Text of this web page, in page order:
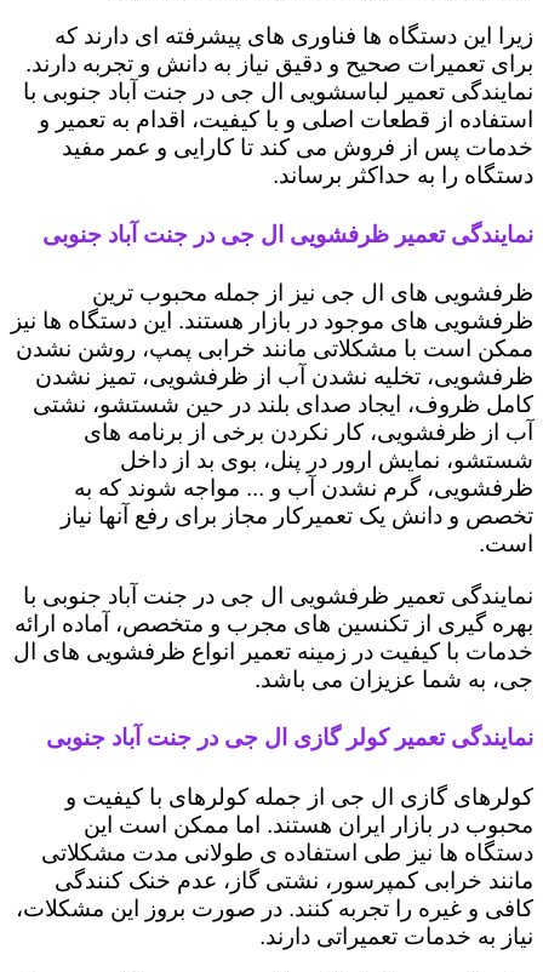
زیرا این دستگاه ها فناوری های پیشرفته ای دارند که
برای تعمیرات صحیح و دقیق نیاز به دانش و تجربه دارند.
نمایندگی تعمیر لباسشویی ال جی در جنت آباد جنوبی با
استفاده از قطعات اصلی و با کیفیت، اقدام به تعمیر و
خدمات پس از فروش می کند تا کارایی و عمر مفید
دستگاه را به حداکثر برساند.
نمایندگی تعمیر ظرفشویی ال جی در جنت آباد جنوبی
ظرفشویی های ال جی نیز از جمله محبوب ترین
ظرفشویی های موجود در بازار هستند. این دستگاه ها نیز
ممکن است با مشکلاتی مانند خرابی پمپ، روشن نشدن
ظرفشویی، تخلیه نشدن آب از ظرفشویی، تمیز نشدن
کامل ظروف، ایجاد صدای بلند در حین شستشو، نشتی
آب از ظرفشویی، کار نکردن برخی از برنامه های
شستشو، نمایش ارور در پنل، بوی بد از داخل
ظرفشویی، گرم نشدن آب و ... مواجه شوند که به
تخصص و دانش یک تعمیرکار مجاز برای رفع آنها نیاز
است.
نمایندگی تعمیر ظرفشویی ال جی در جنت آباد جنوبی با
بهره گیری از تکنسین های مجرب و متخصص، آماده ارائه
خدمات با کیفیت در زمینه تعمیر انواع ظرفشویی های ال
جی، به شما عزیزان می باشد.
نمایندگی تعمیر کولر گازی ال جی در جنت آباد جنوبی
کولرهای گازی ال جی از جمله کولرهای با کیفیت و
محبوب در بازار ایران هستند. اما ممکن است این
دستگاه ها نیز طی استفاده ی طولانی مدت مشکلاتی
مانند خرابی کمپرسور، نشتی گاز، عدم خنک کنندگی
کافی و غیره را تجربه کنند. در صورت بروز این مشکلات،
نیاز به خدمات تعمیراتی دارند.